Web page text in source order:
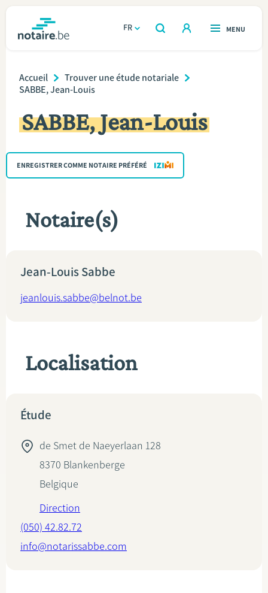
FR
OUVERT
RECHERCHER
OUVERT
MENU
Immobilier
Relations et vivre ensemble
Entreprendre
Le notaire
TROUVER UN NOTAIRE
Breadcrumb
Accueil
Trouver une étude notariale
SABBE, Jean-Louis
SABBE, Jean-Louis
ENREGISTRER COMME NOTAIRE PRÉFÉRÉ
Notaire(s)
Jean-Louis Sabbe
jeanlouis.sabbe@belnot.be
Localisation
Étude
de Smet de Naeyerlaan 128
8370 Blankenberge
Belgique
Direction
(050) 42.82.72
info@notarissabbe.com